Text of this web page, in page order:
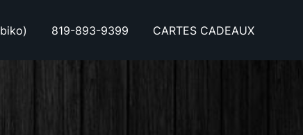
819-893-9399 CARTES CADEAUX